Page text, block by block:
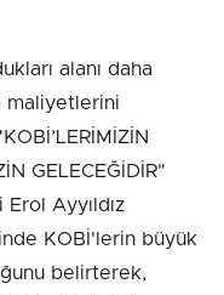
alanı daha
maliyetlerini
GELECEĞİDİR"
Ayyıldız
KOBİ'lerin büyük
belirterek,